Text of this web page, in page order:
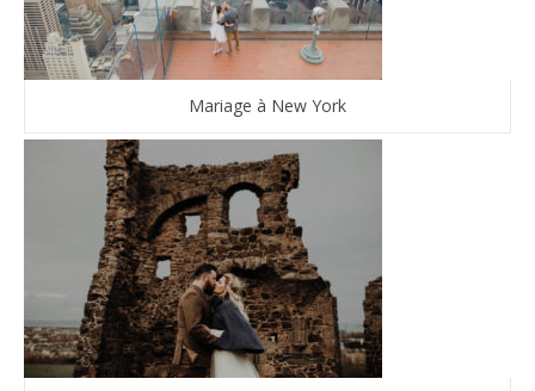
Mariage à New York